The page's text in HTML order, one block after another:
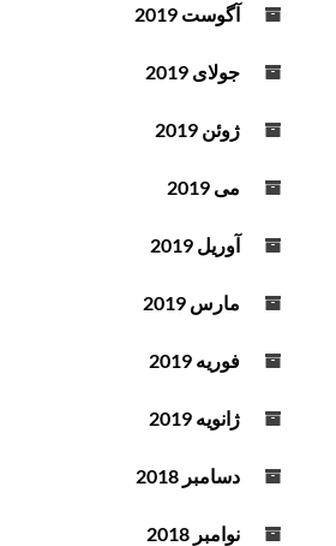
آگوست 2019
جولای 2019
ژوئن 2019
می 2019
آوریل 2019
مارس 2019
فوریه 2019
ژانویه 2019
دسامبر 2018
نوامبر 2018